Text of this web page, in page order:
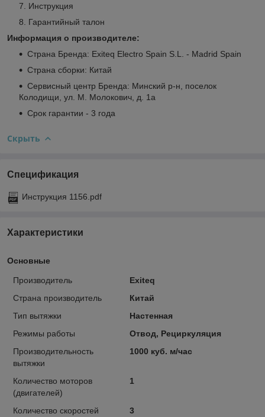
Инструкция
Гарантийный талон
Информация о производителе:
Страна Бренда: Exiteq Electro Spain S.L. - Madrid Spain
Страна сборки: Китай
Сервисный центр Бренда: Минский р-н, поселок
Колодищи, ул. М. Молокович, д. 1а
Срок гарантии - 3 года
Скрыть
Спецификация
Инструкция 1156.pdf
Характеристики
Основные
Производитель
Exiteq
Страна производитель
Китай
Тип вытяжки
Настенная
Режимы работы
Отвод, Рециркуляция
Производительность
вытяжки
1000 куб. м/час
Количество моторов
(двигателей)
1
Количество скоростей 3